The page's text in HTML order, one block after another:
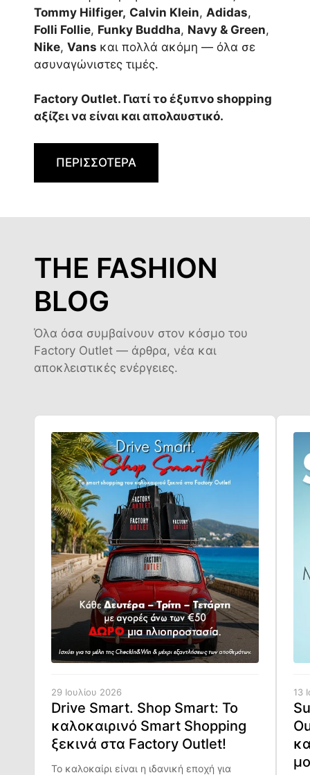
Tommy Hilfiger, Calvin Klein, Adidas,
Folli Follie, Funky Buddha, Navy & Green,
Nike, Vans και πολλά ακόμη — όλα σε
ασυναγώνιστες τιμές.
Factory Outlet. Γιατί το έξυπνο shopping
αξίζει να είναι και απολαυστικό.
ΠΕΡΙΣΣΟΤΕΡΑ
THE FASHION
BLOG
Όλα όσα συμβαίνουν στον κόσμο του
Factory Outlet — άρθρα, νέα και
αποκλειστικές ενέργειες.
29 Ιουλίου 2026
Drive Smart. Shop Smart: Το
καλοκαιρινό Smart Shopping
ξεκινά στα Factory Outlet!
Το καλοκαίρι είναι η ιδανική εποχή για
13